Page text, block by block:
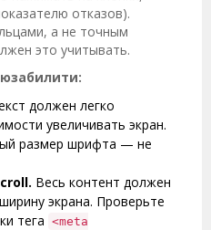
отказов).
а не точным
это учитывать.
должен легко
увеличивать экран.
размер шрифта — не
Весь контент должен
экрана. Проверьте
тега <meta